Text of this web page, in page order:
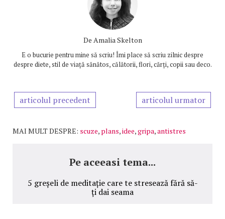
De Amalia Skelton
E o bucurie pentru mine să scriu! Îmi place să scriu zilnic despre
despre diete, stil de viață sănătos, călătorii, flori, cărți, copii sau deco.
articolul precedent articolul urmator
MAI MULT DESPRE: scuze, plans,idee,gripa,antistres
Pe aceeasi tema...
5 greșeli de meditație care te stresează fără să-
ți dai seama